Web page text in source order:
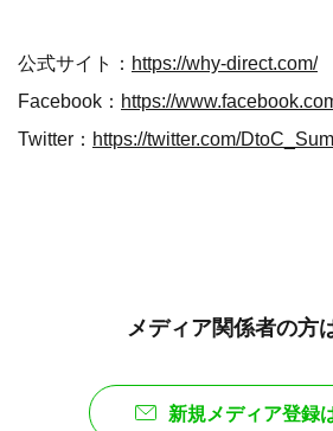
公式サイト： https://why-direct.com/
Facebook： https://
Twitter： https://twitter.com/
メディア関係者の方
新規メディア登録